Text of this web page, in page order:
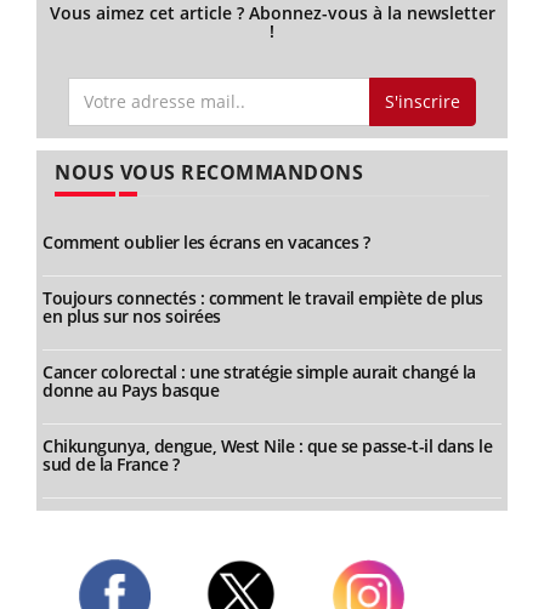
Vous aimez cet article ? Abonnez-vous à la newsletter
!
S'inscrire
NOUS VOUS RECOMMANDONS
Comment oublier les écrans en vacances ?
Toujours connectés : comment le travail empiète de plus
en plus sur nos soirées
Cancer colorectal : une stratégie simple aurait changé la
donne au Pays basque
Chikungunya, dengue, West Nile : que se passe-t-il dans le
sud de la France ?